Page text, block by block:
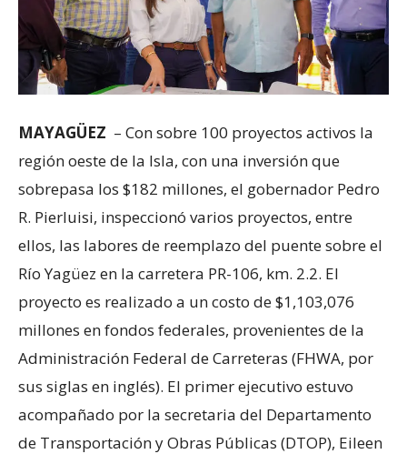
MAYAGÜEZ – Con sobre 100 proyectos activos la
región oeste de la Isla, con una inversión que
sobrepasa los $182 millones, el gobernador Pedro
R. Pierluisi, inspeccionó varios proyectos, entre
ellos, las labores de reemplazo del puente sobre el
RíoYagüez en la carretera PR-106, km. 2.2. El
proyecto es realizado a un costo de $1,103,076
millones en fondos federales, provenientes de la
Administración Federal de Carreteras (FHWA, por
sus siglas en inglés). El primer ejecutivo estuvo
acompañado por la secretaria del Departamento
de Transportación y Obras Públicas (DTOP), Eileen